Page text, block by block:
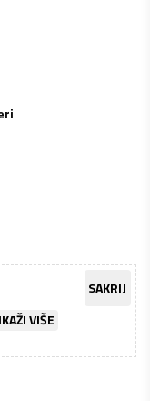
SAKRIJ
VIŠE